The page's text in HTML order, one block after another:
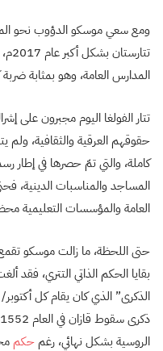
ومع سعي موسكو الدؤوب نحو
المدارس العامة، وهو بمثابة ضربة
تتار الفولغا اليوم مجبرون على
حقوقهم العرقية والثقافية،
كاملة، والتي تمّ حصرها في إطار
المساجد والمناسبات الدينية،
العامة والمؤسسات التعليمية
حتى اللحظة، ما زالت موسكو تقمع
بقايا الحكم الذاتي التتري، فقد
الروسية بشكل نهائي، رغم حكم